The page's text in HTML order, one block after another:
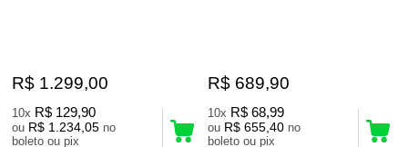
R$ 1.299,00
10x R$ 129,90
ou R$ 1.234,05 no
boleto ou pix
R$ 689,90
10x R$ 68,99
ou R$ 655,40 no
boleto ou pix